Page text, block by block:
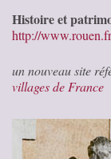
Histoire et
http://
un nouveau site
villages de France